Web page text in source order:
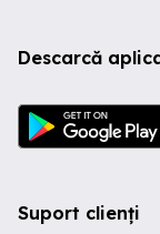
Descarcă
Suport clienți